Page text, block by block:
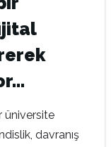
üniversite
davranış